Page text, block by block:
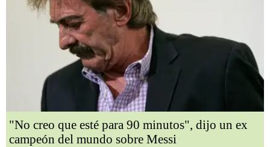
"No creo que esté para 90 minutos", dijo un ex
campeón del mundo sobre Messi